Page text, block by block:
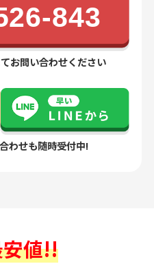
843
お問い合わせください
わせも随時受付中!
値!!